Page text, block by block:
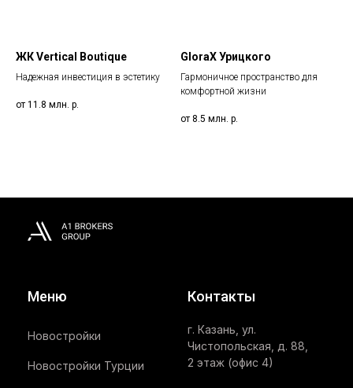
ЖК Vertical Boutique
Надежная инвестиция в эстетику
от 11.8 млн. р.
GloraX Урицкого
Гармоничное пространство для
комфортной жизни
от 8.5 млн. р.